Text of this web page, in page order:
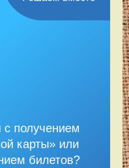
получением
карты» или
билетов?